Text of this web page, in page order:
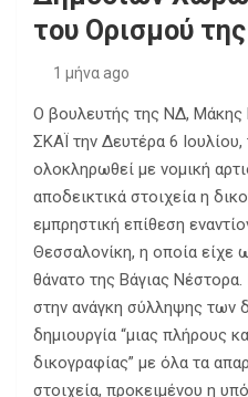
του Ορισμού
1 μήνα ago
Ο βουλευτής της ΝΔ, Μάκης
ΣΚΑΪ την Δευτέρα 6 Ιουλίου,
ολοκληρωθεί με νομική
αποδεικτικά στοιχεία η
εμπρηστική επίθεση
Θεσσαλονίκη, η οποία είχε
θάνατο της Βάγιας
στην ανάγκη σύλληψης των
δημιουργία “μιας πλήρους
δικογραφίας” με όλα τα
στοιχεία, προκειμένου η